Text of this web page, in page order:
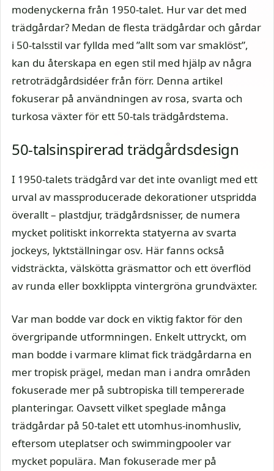
modenyckerna från 1950-talet. Hur var det med
trädgårdar? Medan de flesta trädgårdar och gårdar
i 50-talsstil var fyllda med ”allt som var smaklöst”,
kan du återskapa en egen stil med hjälp av några
retroträdgårdsidéer från förr. Denna artikel
fokuserar på användningen av rosa, svarta och
turkosa växter för ett 50-tals trädgårdstema.
50-talsinspirerad trädgårdsdesign
I 1950-talets trädgård var det inte ovanligt med ett
urval av massproducerade dekorationer utspridda
överallt – plastdjur, trädgårdsnisser, de numera
mycket politiskt inkorrekta statyerna av svarta
jockeys, lyktställningar osv. Här fanns också
vidsträckta, välskötta gräsmattor och ett överflöd
av runda eller boxklippta vintergröna grundväxter.
Var man bodde var dock en viktig faktor för den
övergripande utformningen. Enkelt uttryckt, om
man bodde i varmare klimat fick trädgårdarna en
mer tropisk prägel, medan man i andra områden
fokuserade mer på subtropiska till tempererade
planteringar. Oavsett vilket speglade många
trädgårdar på 50-talet ett utomhus-inomhusliv,
eftersom uteplatser och swimmingpooler var
mycket populära. Man fokuserade mer på